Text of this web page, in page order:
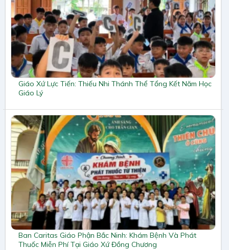
Giáo Xứ Lực Tiến: Thiếu Nhi Thánh Thể Tổng Kết Năm Học
Giáo Lý
Ban Caritas Giáo Phận Bắc Ninh: Khám Bệnh Và Phát
Thuốc Miễn Phí Tại Giáo Xứ Đồng Chương